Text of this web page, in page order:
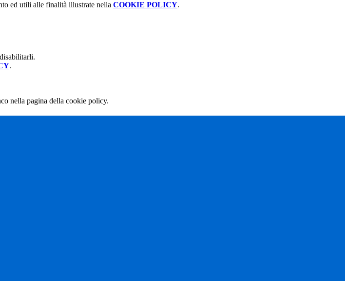
ed utili alle finalità illustrate nella COOKIE POLICY.
.
nella pagina della cookie policy.